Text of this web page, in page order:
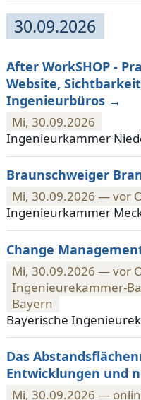
30.09.2026
After WorkSHOP -
Website,
Ingenieurbüros
Mi, 30.09.2026
Ingenieurkammer
Braunschweiger
Mi, 30.09.2026 — vor
Ingenieurkammer
Change
Mi, 30.09.2026 — vor
Ingenieurekammer-
Bayern
Bayerische
Das
Entwicklungen und
Mi, 30.09.2026 —